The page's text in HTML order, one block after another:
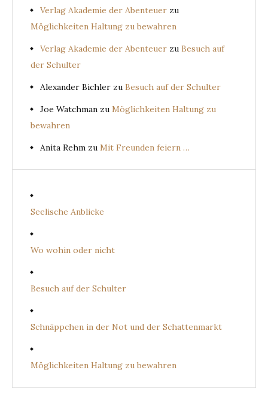
Verlag Akademie der Abenteuer zu
Möglichkeiten Haltung zu bewahren
Verlag Akademie der Abenteuer zu Besuch auf
der Schulter
Alexander Bichler zu Besuch auf der Schulter
Joe Watchman zu Möglichkeiten Haltung zu
bewahren
Anita Rehm zu Mit Freunden feiern …
Seelische Anblicke
Wo wohin oder nicht
Besuch auf der Schulter
Schnäppchen in der Not und der Schattenmarkt
Möglichkeiten Haltung zu bewahren